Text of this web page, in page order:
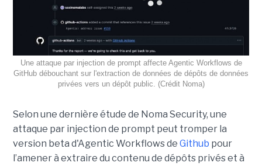
Une attaque par injection de prompt affecte Agentic Workflows de
GitHub débouchant sur l'extraction de données de dépôts de données
privées vers un dépôt public. (Crédit Noma)
Selon une dernière étude de Noma Security, une
attaque par injection de prompt peut tromper la
version beta d'Agentic Workflows de Github pour
l’amener à extraire du contenu de dépôts privés et à